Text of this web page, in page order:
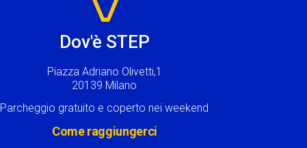
Dov'è STEP
Piazza Adriano Olivetti,1
20139 Milano
Parcheggio gratuito e coperto nei weekend
Come raggiungerci